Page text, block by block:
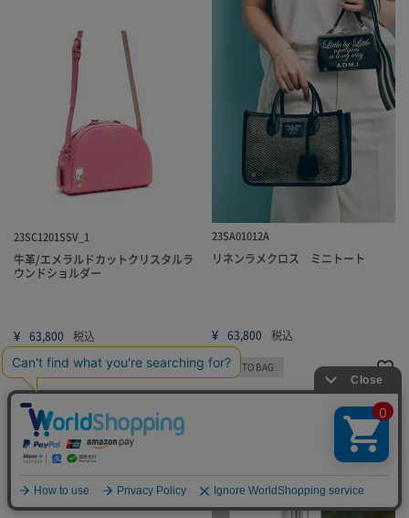
23SC1201SSV_1
牛革/エメラルドカットクリスタルラ
ウンドショルダー
¥ 63,800 税込
ADD TO BAG
23SA01012A
リネンラメクロス ミニトート
¥ 63,800 税込
ADD TO BAG